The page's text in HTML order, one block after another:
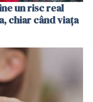
un risc real
chiar când viața